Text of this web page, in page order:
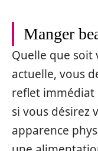
Manger
Quelle que soit
actuelle, vous
reflet immédiat
si vous désirez
apparence